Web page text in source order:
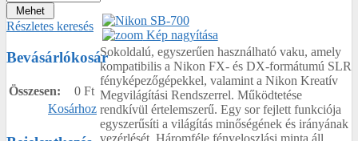
Kép nagyítása
Sokoldalú, egyszerűen használható vaku, amely
kompatibilis a Nikon FX- és DX-formátumú SLR
fényképezőgépekkel, valamint a Nikon Kreatív
Megvilágítási Rendszerrel. Működtetése
rendkívül értelemszerű. Egy sor fejlett funkciója
egyszerűsíti a világítás minőségének és irányának
vezérlését. Háromféle fényeloszlási minta áll
Részletes keresés
Bevásárlókosár
Összesen:
0 Ft
Kosárhoz